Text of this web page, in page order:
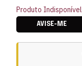
Produto Indisponível
AVISE-ME